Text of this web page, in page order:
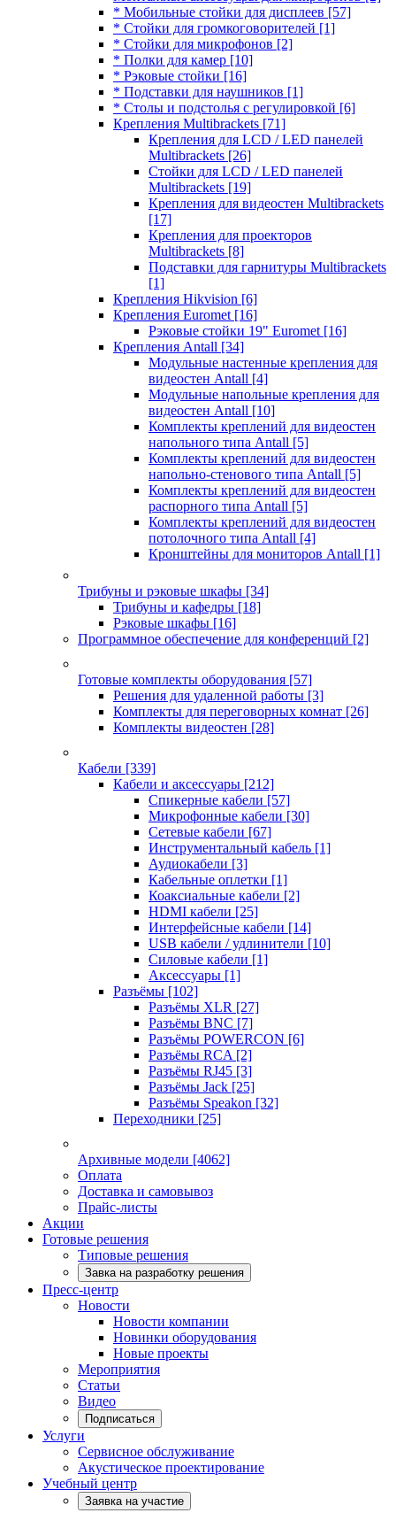
* Мобильные стойки для дисплеев [57]
* Стойки для громкоговорителей [1]
* Стойки для микрофонов [2]
* Полки для камер [10]
* Рэковые стойки [16]
* Подставки для наушников [1]
* Столы и подстолья с регулировкой [6]
Крепления Multibrackets [71]
Крепления для LCD / LED панелей
Multibrackets [26]
Стойки для LCD / LED панелей
Multibrackets [19]
Крепления для видеостен Multibrackets
[17]
Крепления для проекторов
Multibrackets [8]
Подставки для гарнитуры Multibrackets
[1]
Крепления Hikvision [6]
Крепления Euromet [16]
Рэковые стойки 19" Euromet [16]
Крепления Antall [34]
Модульные настенные крепления для
видеостен Antall [4]
Модульные напольные крепления для
видеостен Antall [10]
Комплекты креплений для видеостен
напольного типа Antall [5]
Комплекты креплений для видеостен
напольно-стенового типа Antall [5]
Комплекты креплений для видеостен
распорного типа Antall [5]
Комплекты креплений для видеостен
потолочного типа Antall [4]
Кронштейны для мониторов Antall [1]
Трибуны и рэковые шкафы [34]
Трибуны и кафедры [18]
Рэковые шкафы [16]
Программное обеспечение для конференций [2]
Готовые комплекты оборудования [57]
Решения для удаленной работы [3]
Комплекты для переговорных комнат [26]
Комплекты видеостен [28]
Кабели [339]
Кабели и аксессуары [212]
Спикерные кабели [57]
Микрофонные кабели [30]
Сетевые кабели [67]
Инструментальный кабель [1]
Аудиокабели [3]
Кабельные оплетки [1]
Коаксиальные кабели [2]
HDMI кабели [25]
Интерфейсные кабели [14]
USB кабели / удлинители [10]
Силовые кабели [1]
Аксессуары [1]
Разъёмы [102]
Разъёмы XLR [27]
Разъёмы BNC [7]
Разъёмы POWERCON [6]
Разъёмы RCA [2]
Разъёмы RJ45 [3]
Разъёмы Jack [25]
Разъёмы Speakon [32]
Переходники [25]
Архивные модели [4062]
Оплата
Доставка и самовывоз
Прайс-листы
Акции
Готовые решения
Типовые решения
Завка на разработку решения
Пресс-центр
Новости
Новости компании
Новинки оборудования
Новые проекты
Мероприятия
Статьи
Видео
Подписаться
Услуги
Сервисное обслуживание
Акустическое проектирование
Учебный центр
Заявка на участие